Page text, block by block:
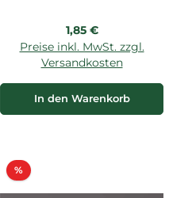
Regulärer Preis:
1,85 €
Preise inkl. MwSt. zzgl.
Versandkosten
In den Warenkorb
%Rabatt